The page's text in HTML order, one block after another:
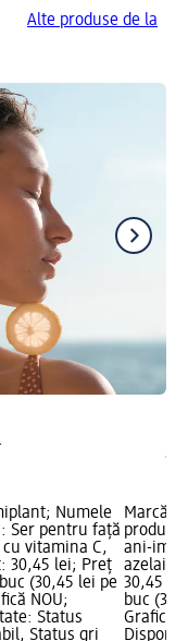
Alte produse de la
Numele
Ser pentru față
vitamina C,
30,45 lei; Preț
(30,45 lei pe
NOU;
Status
Status gri
Marcă:
ani-
azelaic,
30,45
buc
Grafică